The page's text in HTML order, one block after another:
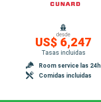
desde
US$ 6,247
Tasas incluidas
Room service las 24h
Comidas incluidas